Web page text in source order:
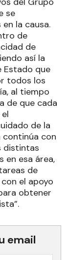
se
la causa.
de
de
así la
Estado que
todos los
al tiempo
de que cada
de la
continúa con
distintas
en esa área,
de
el apoyo
obtener
email